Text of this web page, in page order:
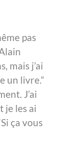
pas
mais j’ai
un livre.”
J’ai
je les ai
ça vous